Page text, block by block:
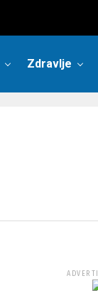
Zdravlje